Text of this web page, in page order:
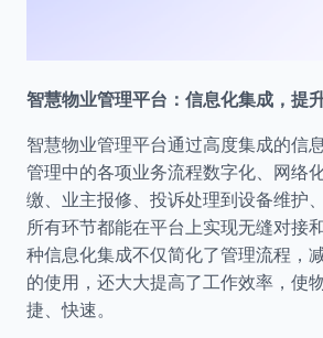
智慧物业管理平台：信息化集成，提
智慧物业管理平台通过高度集成的信
管理中的各项业务流程数字化、网络
缴、业主报修、投诉处理到设备维护
所有环节都能在平台上实现无缝对接
种信息化集成不仅简化了管理流程，
的使用，还大大提高了工作效率，使
捷、快速。